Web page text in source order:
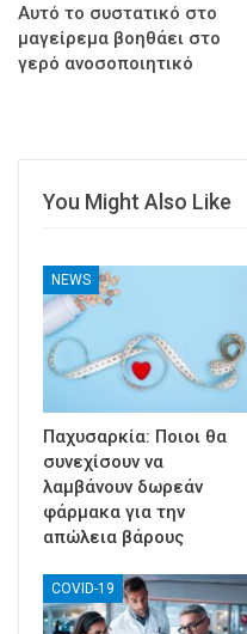
Αυτό το συστατικό στο
μαγείρεμα βοηθάει στο
γερό ανοσοποιητικό
You Might Also Like
NEWS
Παχυσαρκία: Ποιοι θα
συνεχίσουν να
λαμβάνουν δωρεάν
φάρμακα για την
απώλεια βάρους
COVID-19